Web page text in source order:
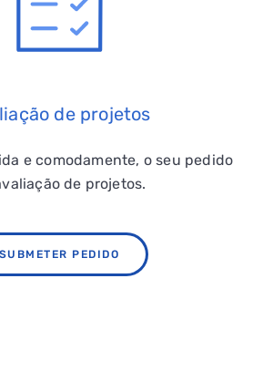
de projetos
e comodamente, o seu pedido
de projetos.
SUBMETER PEDIDO